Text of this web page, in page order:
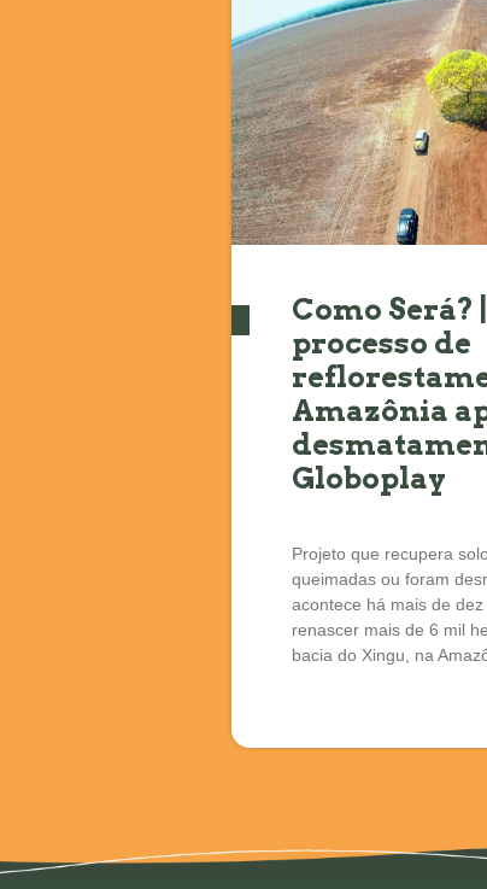
Como Será?
processo de
Amazônia
Globoplay
Projeto que recupera
queimadas ou foram
acontece há mais de
renascer mais de 6 mil
bacia do Xingu, na